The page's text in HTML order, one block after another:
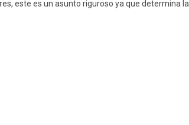
este es un asunto riguroso ya que determina